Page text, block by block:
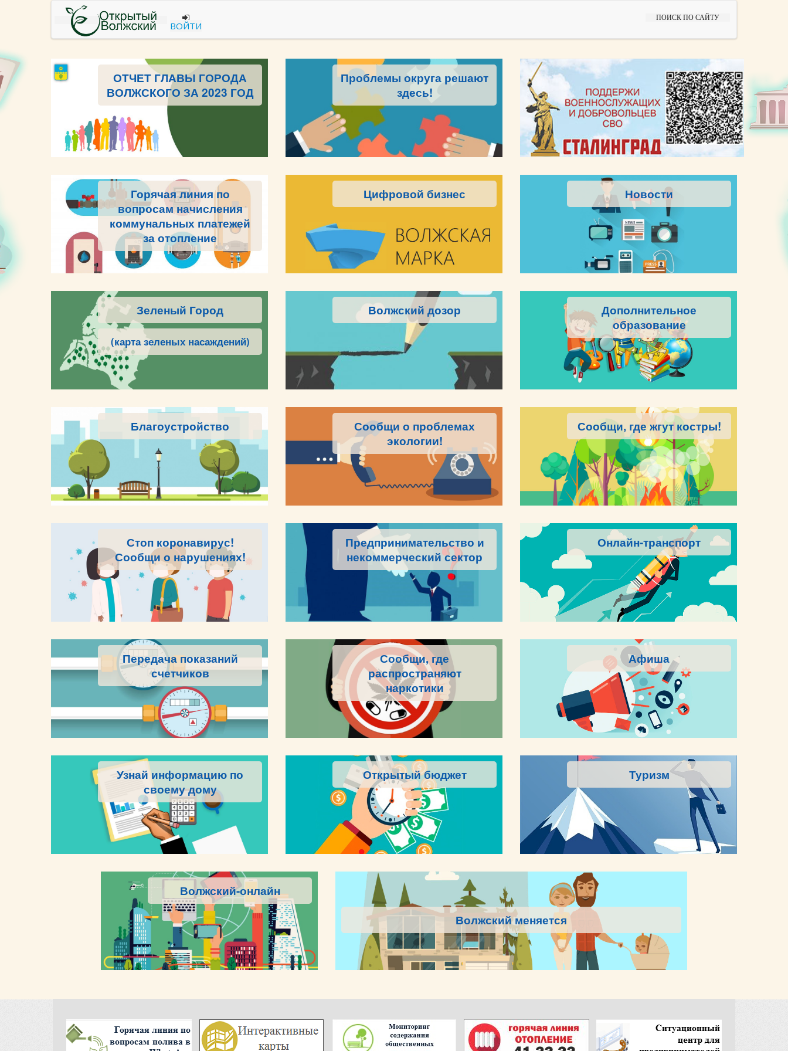
ВОЙТИ
ПОИСК ПО САЙТУ
ОТЧЕТ ГЛАВЫ ГОРОДА
ВОЛЖСКОГО ЗА 2023 ГОД
Проблемы округа решают
здесь!
Горячая линия по
вопросам начисления
коммунальных платежей
за отопление
Цифровой бизнес Новости
Зеленый Город
(карта зеленых насаждений)
Волжский дозор
Дополнительное
образование
Благоустройство
Сообщи о проблемах
экологии!
Сообщи, где жгут костры!
Стоп коронавирус!
Сообщи о нарушениях!
Предпринимательство и
некоммерческий сектор
Онлайн-транспорт
Передача показаний
счетчиков
Сообщи, где
распространяют
наркотики
Афиша
Узнай информацию по
своему дому
Открытый бюджет Туризм
Волжский-онлайн
Волжский меняется